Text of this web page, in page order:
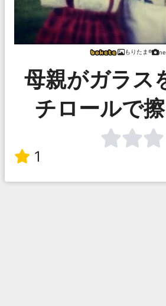
もりたま®
母親がガラス
チロールで擦
1